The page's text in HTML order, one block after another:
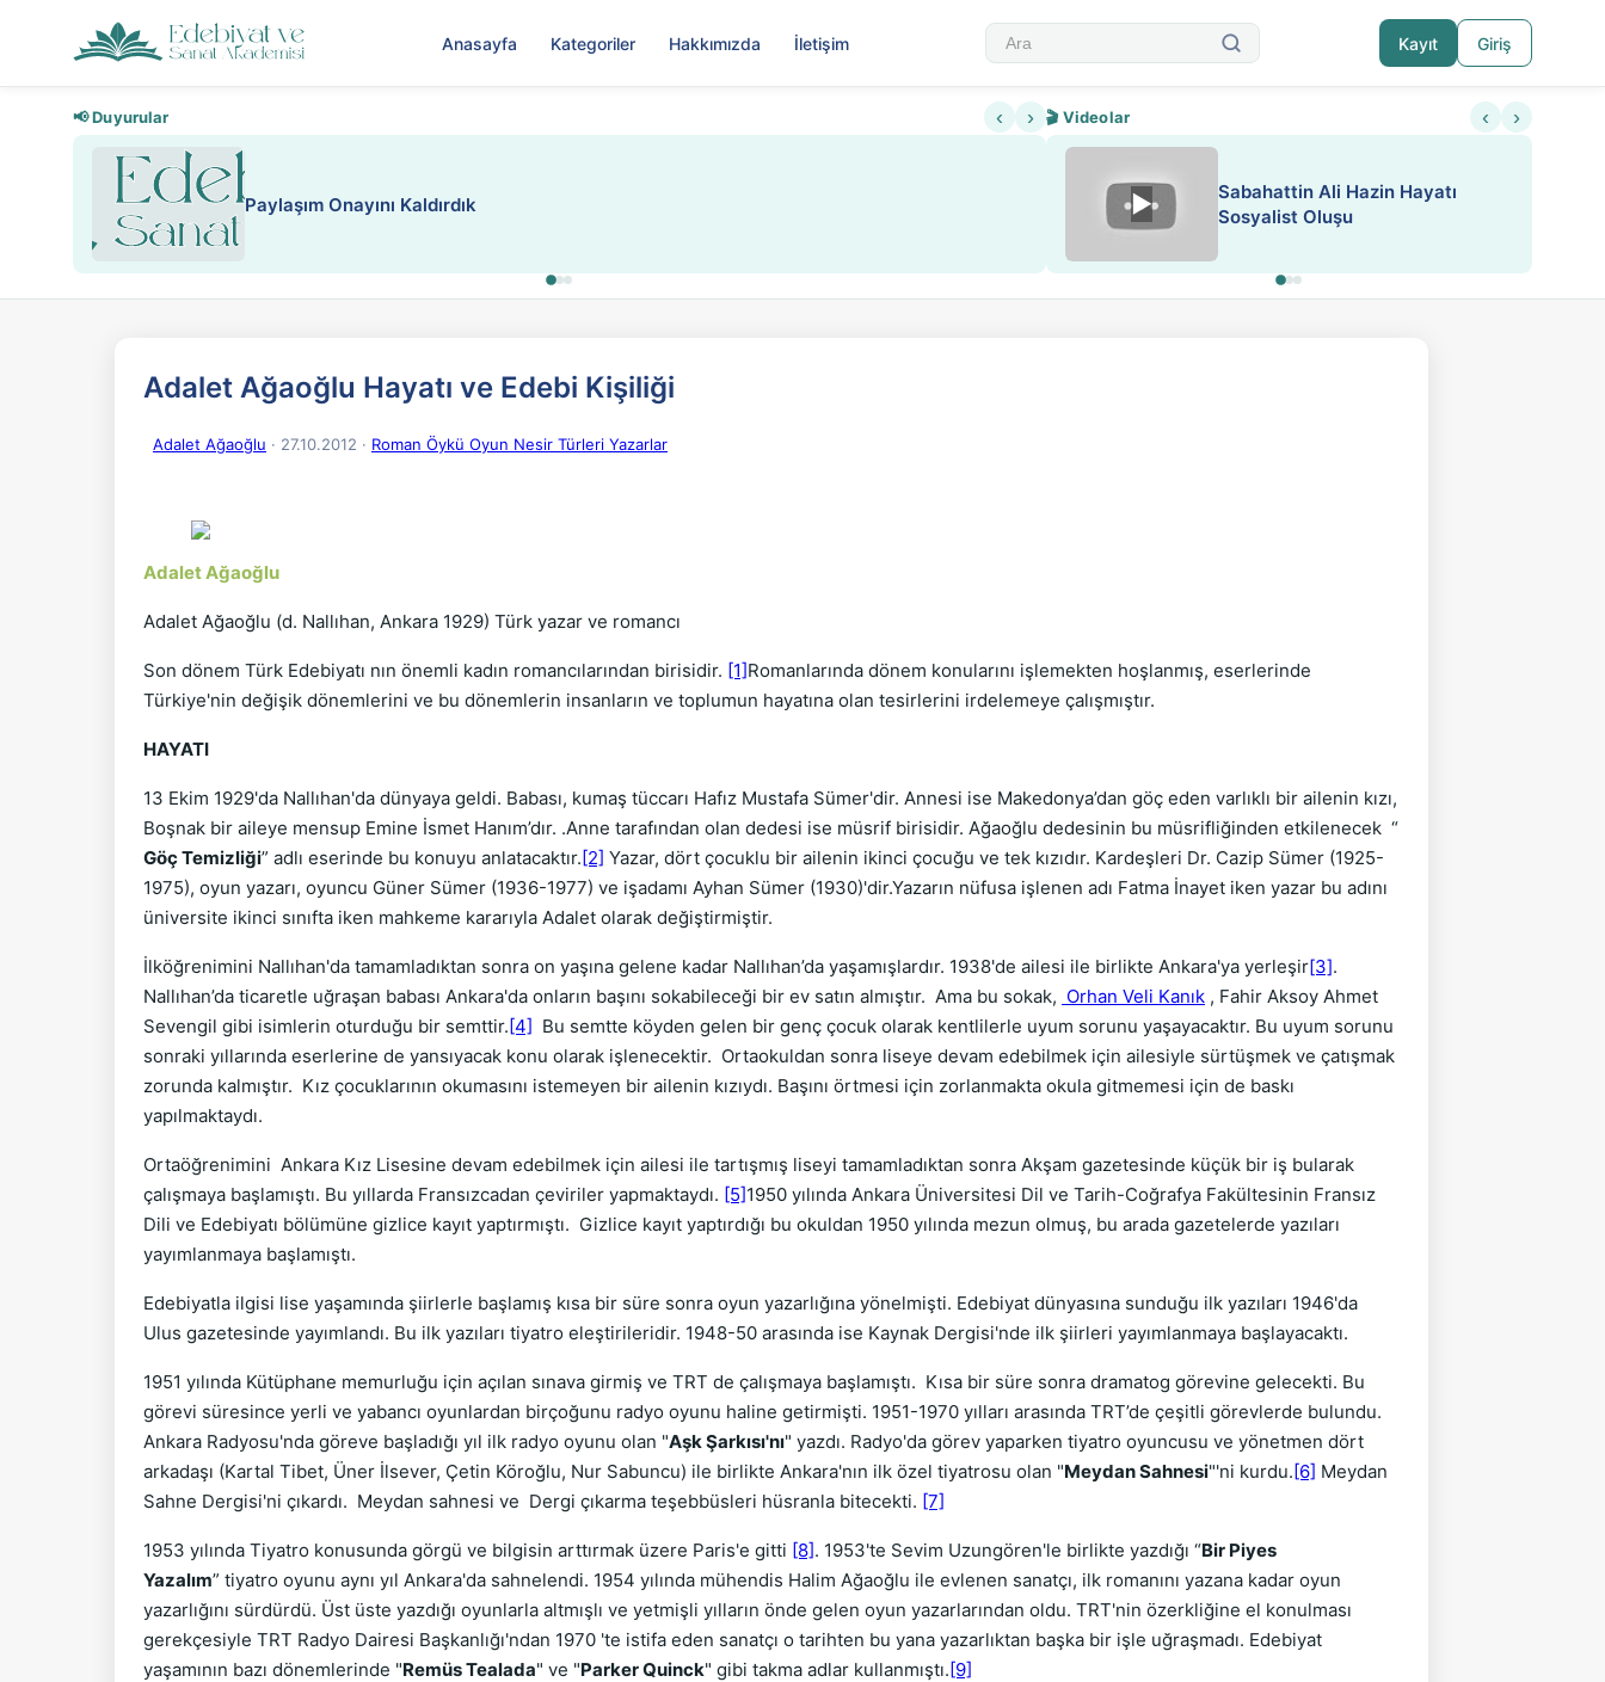
Anasayfa Kategoriler Hakkımızda İletişim Kayıt Giriş
📢 Duyurular ‹ ›
Nadir içeriklere kısıtlama ve kredi sistemi getirildi ESA 'da Sen de Paylaş
🎬 Videolar ‹ ›
▶
ATEŞ YAKMAK KONU ÖZET J.
LONDON
Adalet Ağaoğlu Hayatı ve Edebi Kişiliği
Adalet Ağaoğlu · 27.10.2012 · Roman Öykü Oyun Nesir Türleri Yazarlar
Adalet Ağaoğlu
Adalet Ağaoğlu (d. Nallıhan, Ankara 1929) Türk yazar ve romancı
Son dönem Türk Edebiyatı nın önemli kadın romancılarından birisidir. [1]Romanlarında dönem konularını işlemekten hoşlanmış, eserlerinde
Türkiye'nin değişik dönemlerini ve bu dönemlerin insanların ve toplumun hayatına olan tesirlerini irdelemeye çalışmıştır.
HAYATI
13 Ekim 1929'da Nallıhan'da dünyaya geldi. Babası, kumaş tüccarı Hafız Mustafa Sümer'dir. Annesi ise Makedonya’dan göç eden varlıklı bir ailenin kızı,
Boşnak bir aileye mensup Emine İsmet Hanım’dır. .Anne tarafından olan dedesi ise müsrif birisidir. Ağaoğlu dedesinin bu müsrifliğinden etkilenecek “
Göç Temizliği” adlı eserinde bu konuyu anlatacaktır.[2] Yazar, dört çocuklu bir ailenin ikinci çocuğu ve tek kızıdır. Kardeşleri Dr. Cazip Sümer (1925-
1975), oyun yazarı, oyuncu Güner Sümer (1936-1977) ve işadamı Ayhan Sümer (1930)'dir.Yazarın nüfusa işlenen adı Fatma İnayet iken yazar bu adını
üniversite ikinci sınıfta iken mahkeme kararıyla Adalet olarak değiştirmiştir.
İlköğrenimini Nallıhan'da tamamladıktan sonra on yaşına gelene kadar Nallıhan’da yaşamışlardır. 1938'de ailesi ile birlikte Ankara'ya yerleşir[3].
Nallıhan’da ticaretle uğraşan babası Ankara'da onların başını sokabileceği bir ev satın almıştır. Ama bu sokak, Orhan Veli Kanık , Fahir Aksoy Ahmet
Sevengil gibi isimlerin oturduğu bir semttir.[4] Bu semtte köyden gelen bir genç çocuk olarak kentlilerle uyum sorunu yaşayacaktır. Bu uyum sorunu
sonraki yıllarında eserlerine de yansıyacak konu olarak işlenecektir. Ortaokuldan sonra liseye devam edebilmek için ailesiyle sürtüşmek ve çatışmak
zorunda kalmıştır. Kız çocuklarının okumasını istemeyen bir ailenin kızıydı. Başını örtmesi için zorlanmakta okula gitmemesi için de baskı
yapılmaktaydı.
Ortaöğrenimini Ankara Kız Lisesine devam edebilmek için ailesi ile tartışmış liseyi tamamladıktan sonra Akşam gazetesinde küçük bir iş bularak
çalışmaya başlamıştı. Bu yıllarda Fransızcadan çeviriler yapmaktaydı. [5]1950 yılında Ankara Üniversitesi Dil ve Tarih-Coğrafya Fakültesinin Fransız
Dili ve Edebiyatı bölümüne gizlice kayıt yaptırmıştı. Gizlice kayıt yaptırdığı bu okuldan 1950 yılında mezun olmuş, bu arada gazetelerde yazıları
yayımlanmaya başlamıştı.
Edebiyatla ilgisi lise yaşamında şiirlerle başlamış kısa bir süre sonra oyun yazarlığına yönelmişti. Edebiyat dünyasına sunduğu ilk yazıları 1946'da
Ulus gazetesinde yayımlandı. Bu ilk yazıları tiyatro eleştirileridir. 1948-50 arasında ise Kaynak Dergisi'nde ilk şiirleri yayımlanmaya başlayacaktı.
1951 yılında Kütüphane memurluğu için açılan sınava girmiş ve TRT de çalışmaya başlamıştı. Kısa bir süre sonra dramatog görevine gelecekti. Bu
görevi süresince yerli ve yabancı oyunlardan birçoğunu radyo oyunu haline getirmişti. 1951-1970 yılları arasında TRT’de çeşitli görevlerde bulundu.
Ankara Radyosu'nda göreve başladığı yıl ilk radyo oyunu olan "Aşk Şarkısı'nı" yazdı. Radyo'da görev yaparken tiyatro oyuncusu ve yönetmen dört
arkadaşı (Kartal Tibet, Üner İlsever, Çetin Köroğlu, Nur Sabuncu) ile birlikte Ankara'nın ilk özel tiyatrosu olan "Meydan Sahnesi"'ni kurdu.[6] Meydan
Sahne Dergisi'ni çıkardı. Meydan sahnesi ve Dergi çıkarma teşebbüsleri hüsranla bitecekti. [7]
1953 yılında Tiyatro konusunda görgü ve bilgisin arttırmak üzere Paris'e gitti [8]. 1953'te Sevim Uzungören'le birlikte yazdığı “Bir Piyes
Yazalım” tiyatro oyunu aynı yıl Ankara'da sahnelendi. 1954 yılında mühendis Halim Ağaoğlu ile evlenen sanatçı, ilk romanını yazana kadar oyun
yazarlığını sürdürdü. Üst üste yazdığı oyunlarla altmışlı ve yetmişli yılların önde gelen oyun yazarlarından oldu. TRT'nin özerkliğine el konulması
gerekçesiyle TRT Radyo Dairesi Başkanlığı'ndan 1970 'te istifa eden sanatçı o tarihten bu yana yazarlıktan başka bir işle uğraşmadı. Edebiyat
yaşamının bazı dönemlerinde "Remüs Tealada" ve "Parker Quinck" gibi takma adlar kullanmıştı.[9]